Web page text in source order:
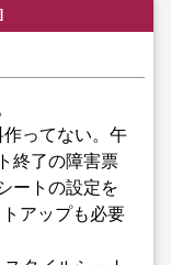
作ってない。午
終了の障害票
ートの設定を
アップも必要